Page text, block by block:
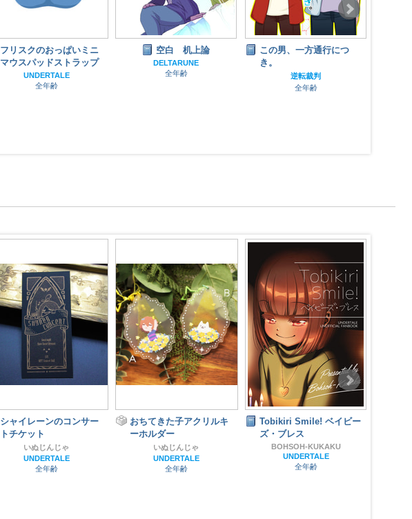
フリスクのおっぱいミニ
マウスパッドストラップ
UNDERTALE
全年齢
空白 机上論
DELTARUNE
全年齢
この男、一方通行につ
き。
逆転裁判
全年齢
シャイレーンのコンサー
トチケット
いぬじんじゃ
UNDERTALE
全年齢
おちてきた子アクリルキ
ーホルダー
いぬじんじゃ
UNDERTALE
全年齢
Tobikiri Smile! ベイビー
ズ・ブレス
BOHSOH-KUKAKU
UNDERTALE
全年齢